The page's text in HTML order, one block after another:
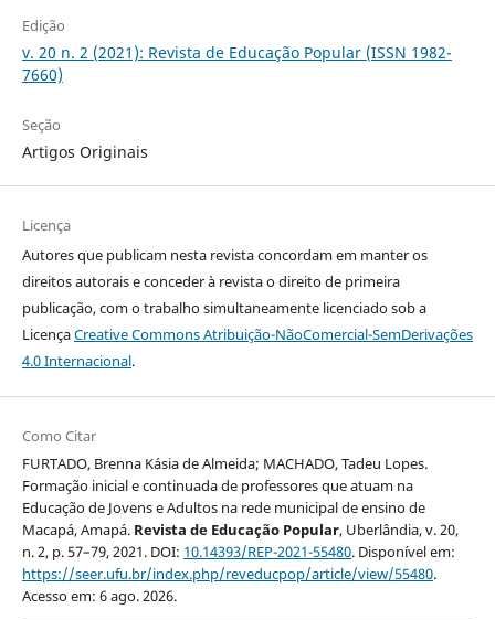
Edição
v. 20 n. 2 (2021): Revista de Educação Popular (ISSN 1982-
7660)
Seção
Artigos Originais
Licença
Autores que publicam nesta revista concordam em manter os
direitos autorais e conceder à revista o direito de primeira
publicação, com o trabalho simultaneamente licenciado sob a
LicençaCreative Commons Atribuição-NãoComercial-SemDerivações
4.0 Internacional.
Como Citar
FURTADO, Brenna Kásia de Almeida; MACHADO, Tadeu Lopes.
Formação inicial e continuada de professores que atuam na
Educação de Jovens e Adultos na rede municipal de ensino de
Macapá, Amapá. Revista de Educação Popular, Uberlândia, v. 20,
n. 2, p. 57–79, 2021. DOI: 10.14393/REP-2021-55480. Disponível em:
https://seer.ufu.br/index.php/reveducpop/article/view/55480.
Acesso em: 6 ago. 2026.